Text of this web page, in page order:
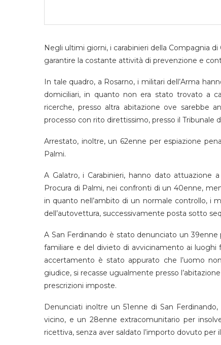
Negli ultimi giorni, i carabinieri della Compagnia
garantire la costante attività di prevenzione e
In tale quadro, a Rosarno, i militari dell’Arma
domiciliari, in quanto non era stato trovato a
ricerche, presso altra abitazione ove sarebbe
processo con rito direttissimo, presso il Tribunale
Arrestato, inoltre, un 62enne per espiazione
Palmi.
A Galatro, i Carabinieri, hanno dato attuazione
Procura di Palmi, nei confronti di un 40enne,
in quanto nell’ambito di un normale controllo, i
dell’autovettura, successivamente posta sotto
A San Ferdinando è stato denunciato un
familiare e del divieto di avvicinamento ai
accertamento è stato appurato che l’uomo
giudice, si recasse ugualmente presso
prescrizioni imposte.
Denunciati inoltre un 51enne di San
vicino, e un 28enne extracomunitario per
ricettiva, senza aver saldato l’importo dovuto per